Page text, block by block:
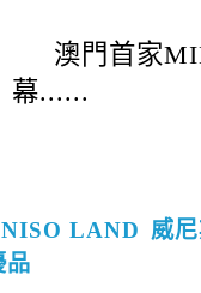
澳門首家
幕......
LAND 威
品